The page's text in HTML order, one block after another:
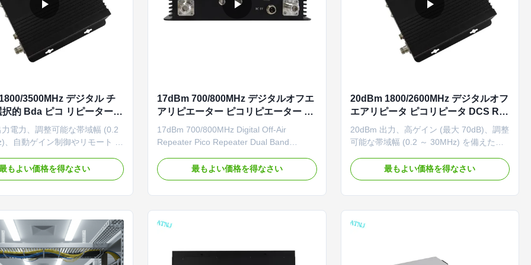
3500MHz デジタル チ
択的 Bda ピコ リピーター
フエア リピーター BDA
電力、調整可能な帯域幅 (0.2
、自動ゲイン制御やリモート モ
アルバンド 1800/3500MHz デ
ーター。コンパクトな設計に
もよい価格を得なさい
17dBm 700/800MHz デジタルオフエ
アリピエーター ピコリピエーター ダ
ブルバンド 選択ピコリピエーター
17dBm 700/800MHz Digital Off-Air
Repeater Pico Repeater Dual Band
The Public/Private Network Repeater acts
as a relay between the BTS
amplifies ...
最もよい価格を得なさい
20dBm 1800/2600MHz デジタルオフ
エアリピータ ピコリピータ DCS RF
リピータ デジタルリピータ
20dBm 出力、高ゲイン (最大 70dB)、調整
可能な帯域幅 (0.2 ～ 30MHz) を備えたデ
ピーター。インテリジェントな設置ガイダ
ンス、自動ゲイン制御、オプションの
最もよい価格を得なさい